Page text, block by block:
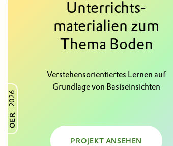
OER
2026
Unterrichts­
materialien zum
Thema Boden
Verstehensorientiertes Lernen auf
Grundlage von Basiseinsichten
PROJEKT ANSEHEN